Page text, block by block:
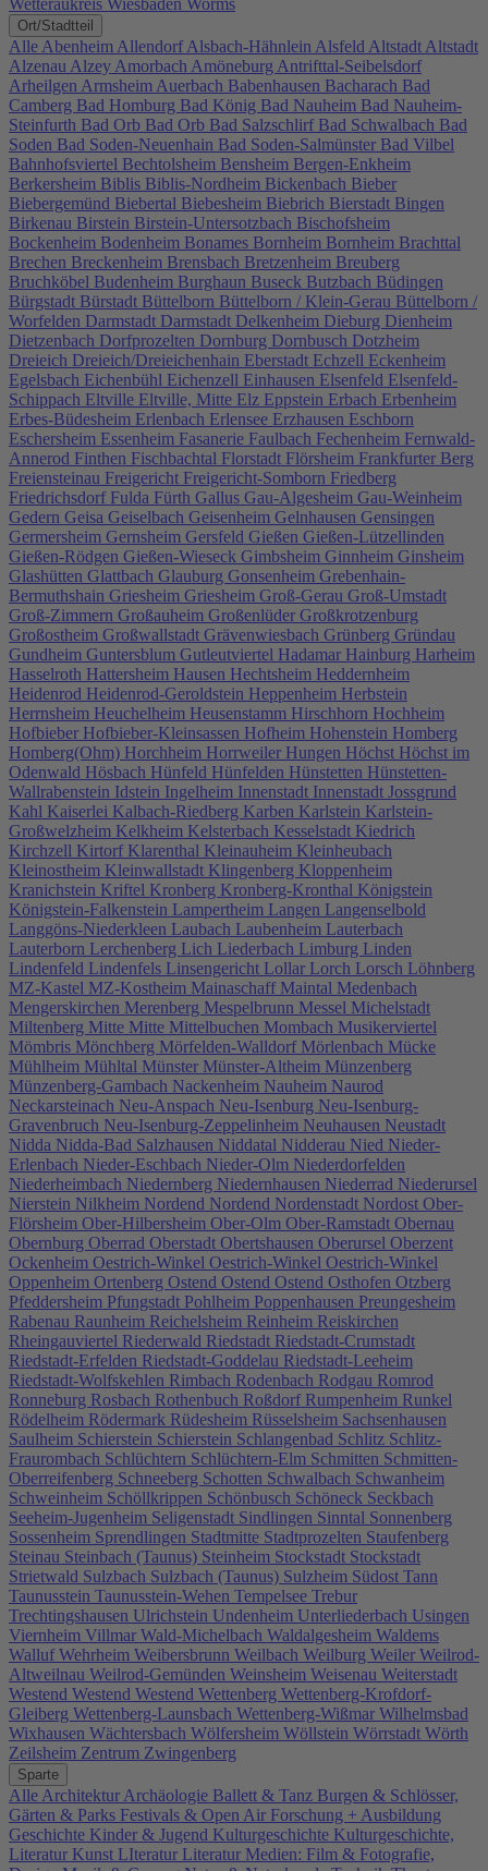
Ort/Stadtteil
Alle Abenheim Allendorf Alsbach-Hähnlein Alsfeld Altstadt Altstadt
Alzenau Alzey Amorbach Amöneburg Antrifttal-Seibelsdorf
Arheilgen Armsheim Auerbach Babenhausen Bacharach Bad
Camberg Bad Homburg Bad König Bad Nauheim Bad Nauheim-
Steinfurth Bad Orb Bad Orb Bad Salzschlirf Bad Schwalbach Bad
Soden Bad Soden-Neuenhain Bad Soden-Salmünster Bad Vilbel
Bahnhofsviertel Bechtolsheim Bensheim Bergen-Enkheim
Berkersheim Biblis Biblis-Nordheim Bickenbach Bieber
Biebergemünd Biebertal Biebesheim Biebrich Bierstadt Bingen
Birkenau Birstein Birstein-Untersotzbach Bischofsheim
Bockenheim Bodenheim Bonames Bornheim Bornheim Brachttal
Brechen Breckenheim Brensbach Bretzenheim Breuberg
Bruchköbel Budenheim Burghaun Buseck Butzbach Büdingen
Bürgstadt Bürstadt Büttelborn Büttelborn / Klein-Gerau Büttelborn /
Worfelden Darmstadt Darmstadt Delkenheim Dieburg Dienheim
Dietzenbach Dorfprozelten Dornburg Dornbusch Dotzheim
Dreieich Dreieich/Dreieichenhain Eberstadt Echzell Eckenheim
Egelsbach Eichenbühl Eichenzell Einhausen Elsenfeld Elsenfeld-
Schippach Eltville Eltville, Mitte Elz Eppstein Erbach Erbenheim
Erbes-Büdesheim Erlenbach Erlensee Erzhausen Eschborn
Eschersheim Essenheim Fasanerie Faulbach Fechenheim Fernwald-
Annerod Finthen Fischbachtal Florstadt Flörsheim Frankfurter Berg
Freiensteinau Freigericht Freigericht-Somborn Friedberg
Friedrichsdorf Fulda Fürth Gallus Gau-Algesheim Gau-Weinheim
Gedern Geisa Geiselbach Geisenheim Gelnhausen Gensingen
Germersheim Gernsheim Gersfeld Gießen Gießen-Lützellinden
Gießen-Rödgen Gießen-Wieseck Gimbsheim Ginnheim Ginsheim
Glashütten Glattbach Glauburg Gonsenheim Grebenhain-
Bermuthshain Griesheim Griesheim Groß-Gerau Groß-Umstadt
Groß-Zimmern Großauheim Großenlüder Großkrotzenburg
Großostheim Großwallstadt Grävenwiesbach Grünberg Gründau
Gundheim Guntersblum Gutleutviertel Hadamar Hainburg Harheim
Hasselroth Hattersheim Hausen Hechtsheim Heddernheim
Heidenrod Heidenrod-Geroldstein Heppenheim Herbstein
Herrnsheim Heuchelheim Heusenstamm Hirschhorn Hochheim
Hofbieber Hofbieber-Kleinsassen Hofheim Hohenstein Homberg
Homberg(Ohm) Horchheim Horrweiler Hungen Höchst Höchst im
Odenwald Hösbach Hünfeld Hünfelden Hünstetten Hünstetten-
Wallrabenstein Idstein Ingelheim Innenstadt Innenstadt Jossgrund
Kahl Kaiserlei Kalbach-Riedberg Karben Karlstein Karlstein-
Großwelzheim Kelkheim Kelsterbach Kesselstadt Kiedrich
Kirchzell Kirtorf Klarenthal Kleinauheim Kleinheubach
Kleinostheim Kleinwallstadt Klingenberg Kloppenheim
Kranichstein Kriftel Kronberg Kronberg-Kronthal Königstein
Königstein-Falkenstein Lampertheim Langen Langenselbold
Langgöns-Niederkleen Laubach Laubenheim Lauterbach
Lauterborn Lerchenberg Lich Liederbach Limburg Linden
Lindenfeld Lindenfels Linsengericht Lollar Lorch Lorsch Löhnberg
MZ-Kastel MZ-Kostheim Mainaschaff Maintal Medenbach
Mengerskirchen Merenberg Mespelbrunn Messel Michelstadt
Miltenberg Mitte Mitte Mittelbuchen Mombach Musikerviertel
Mömbris Mönchberg Mörfelden-Walldorf Mörlenbach Mücke
Mühlheim Mühltal Münster Münster-Altheim Münzenberg
Münzenberg-Gambach Nackenheim Nauheim Naurod
Neckarsteinach Neu-Anspach Neu-Isenburg Neu-Isenburg-
Gravenbruch Neu-Isenburg-Zeppelinheim Neuhausen Neustadt
Nidda Nidda-Bad Salzhausen Niddatal Nidderau Nied Nieder-
Erlenbach Nieder-Eschbach Nieder-Olm Niederdorfelden
Niederheimbach Niedernberg Niedernhausen Niederrad Niederursel
Nierstein Nilkheim Nordend Nordend Nordenstadt Nordost Ober-
Flörsheim Ober-Hilbersheim Ober-Olm Ober-Ramstadt Obernau
Obernburg Oberrad Oberstadt Obertshausen Oberursel Oberzent
Ockenheim Oestrich-Winkel Oestrich-Winkel Oestrich-Winkel
Oppenheim Ortenberg Ostend Ostend Ostend Osthofen Otzberg
Pfeddersheim Pfungstadt Pohlheim Poppenhausen Preungesheim
Rabenau Raunheim Reichelsheim Reinheim Reiskirchen
Rheingauviertel Riederwald Riedstadt Riedstadt-Crumstadt
Riedstadt-Erfelden Riedstadt-Goddelau Riedstadt-Leeheim
Riedstadt-Wolfskehlen Rimbach Rodenbach Rodgau Romrod
Ronneburg Rosbach Rothenbuch Roßdorf Rumpenheim Runkel
Rödelheim Rödermark Rüdesheim Rüsselsheim Sachsenhausen
Saulheim Schierstein Schierstein Schlangenbad Schlitz Schlitz-
Fraurombach Schlüchtern Schlüchtern-Elm Schmitten Schmitten-
Oberreifenberg Schneeberg Schotten Schwalbach Schwanheim
Schweinheim Schöllkrippen Schönbusch Schöneck Seckbach
Seeheim-Jugenheim Seligenstadt Sindlingen Sinntal Sonnenberg
Sossenheim Sprendlingen Stadtmitte Stadtprozelten Staufenberg
Steinau Steinbach (Taunus) Steinheim Stockstadt Stockstadt
Strietwald Sulzbach Sulzbach (Taunus) Sulzheim Südost Tann
Taunusstein Taunusstein-Wehen Tempelsee Trebur
Trechtingshausen Ulrichstein Undenheim Unterliederbach Usingen
Viernheim Villmar Wald-Michelbach Waldalgesheim Waldems
Walluf Wehrheim Weibersbrunn Weilbach Weilburg Weiler Weilrod-
Altweilnau Weilrod-Gemünden Weinsheim Weisenau Weiterstadt
Westend Westend Westend Wettenberg Wettenberg-Krofdorf-
Gleiberg Wettenberg-Launsbach Wettenberg-Wißmar Wilhelmsbad
Wixhausen Wächtersbach Wölfersheim Wöllstein Wörrstadt Wörth
Zeilsheim Zentrum Zwingenberg
Sparte
Alle Architektur Archäologie Ballett & Tanz Burgen & Schlösser,
Gärten & Parks Festivals & Open Air Forschung + Ausbildung
Geschichte Kinder & Jugend Kulturgeschichte Kulturgeschichte,
Literatur Kunst LIteratur Literatur Medien: Film & Fotografie,